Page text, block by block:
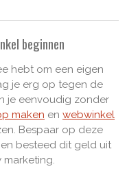
beginnen
hebt om een eigen
je erg op tegen de
je eenvoudig zonder
maken en webwinkel
Bespaar op deze
besteed dit geld uit